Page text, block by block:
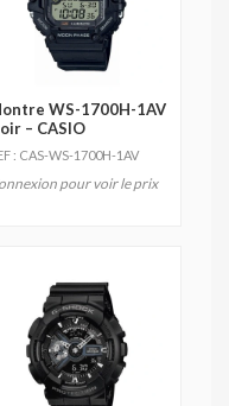
WS-1700H-1AV
– CASIO
: CAS-WS-1700H-1AV
pour voir le prix